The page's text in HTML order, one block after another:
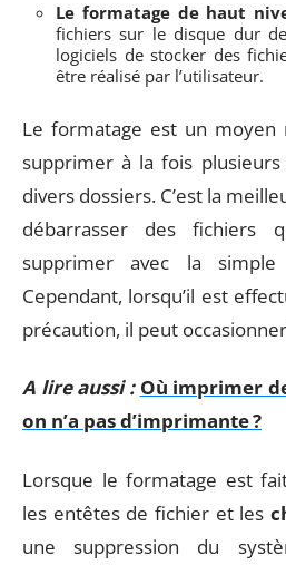
Le formatage de haut
fichiers sur le disque dur
logiciels de stocker des
être réalisé par l’utilisateur.
Le formatage est un
supprimer à la fois
divers dossiers. C’est la
débarrasser des fichiers
supprimer avec la simple
Cependant, lorsqu’il est
précaution, il peut
A lire aussi : Où imprimer
on n’a pas d’imprimante ?
Lorsque le formatage est
les entêtes de fichier et les
une suppression du